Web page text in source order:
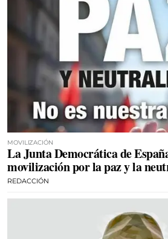
MOVILIZACIÓN
La Junta Democrática de
movilización por la paz y la
REDACCIÓN